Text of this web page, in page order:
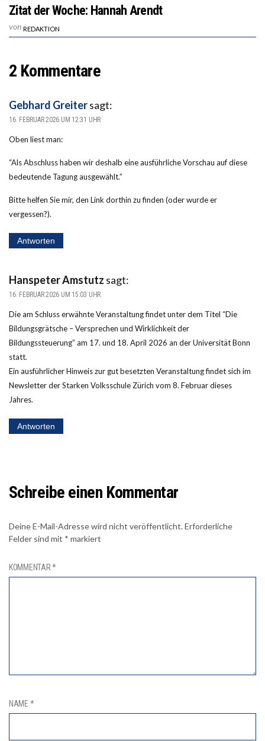
Zitat der Woche: Hannah Arendt
von REDAKTION
2 Kommentare
Gebhard Greitersagt:
16. FEBRUAR 2026 UM 12:31 UHR
Oben liest man:
“Als Abschluss haben wir deshalb eine ausführliche Vorschau auf diese
bedeutende Tagung ausgewählt.”
Bitte helfen Sie mir, den Link dorthin zu finden (oder wurde er
vergessen?).
Antworten
Hanspeter Amstutz sagt:
16. FEBRUAR 2026 UM 15:03 UHR
Die am Schluss erwähnte Veranstaltung findet unter dem Titel “Die
Bildungsgrätsche – Versprechen und Wirklichkeit der
Bildungssteuerung” am 17. und 18. April 2026 an der Universität Bonn
statt.
Ein ausführlicher Hinweis zur gut besetzten Veranstaltung findet sich im
Newsletter der Starken Volksschule Zürich vom 8. Februar dieses
Jahres.
Antworten
Schreibe einen Kommentar
Deine E-Mail-Adresse wird nicht veröffentlicht.Erforderliche
Felder sind mit * markiert
KOMMENTAR*
NAME *